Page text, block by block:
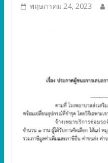
พฤษภาคม 24, 2023